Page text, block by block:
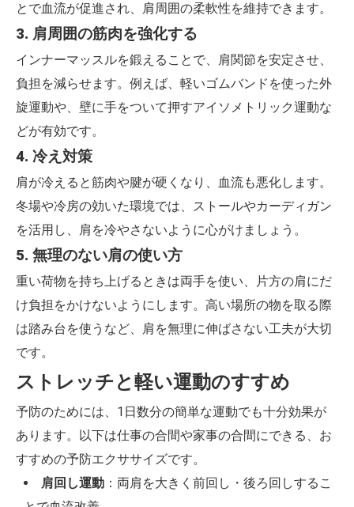
とで血流が促進され、肩周囲の柔軟性を維持できます。
3. 肩周囲の筋肉を強化する
インナーマッスルを鍛えることで、肩関節を安定させ、
負担を減らせます。例えば、軽いゴムバンドを使った外
旋運動や、壁に手をついて押すアイソメトリック運動な
どが有効です。
4. 冷え対策
肩が冷えると筋肉や腱が硬くなり、血流も悪化します。
冬場や冷房の効いた環境では、ストールやカーディガン
を活用し、肩を冷やさないように心がけましょう。
5. 無理のない肩の使い方
重い荷物を持ち上げるときは両手を使い、片方の肩にだ
け負担をかけないようにします。高い場所の物を取る際
は踏み台を使うなど、肩を無理に伸ばさない工夫が大切
です。
ストレッチと軽い運動のすすめ
予防のためには、1日数分の簡単な運動でも十分効果が
あります。以下は仕事の合間や家事の合間にできる、お
すすめの予防エクササイズです。
肩回し運動：両肩を大きく前回し・後ろ回しするこ